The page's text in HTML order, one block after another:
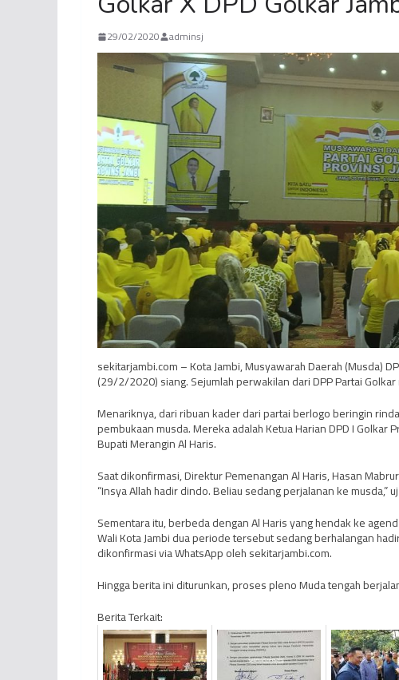
29/02/2020 adminsj
sekitarjambi.com – Kota Jambi, Musyawarah Daerah (Musda)
(29/2/2020) siang. Sejumlah perwakilan dari DPP Partai
Menariknya, dari ribuan kader dari partai berlogo beringin
pembukaan musda. Mereka adalah Ketua Harian DPD I Golkar
Bupati Merangin Al Haris.
Saat dikonfirmasi, Direktur Pemenangan Al Haris, Hasan
“Insya Allah hadir dindo. Beliau sedang perjalanan ke musda,”
Sementara itu, berbeda dengan Al Haris yang hendak ke
Wali Kota Jambi dua periode tersebut sedang berhalangan
dikonfirmasi via WhatsApp oleh sekitarjambi.com.
Hingga berita ini diturunkan, proses pleno Muda tengah
Berita Terkait: